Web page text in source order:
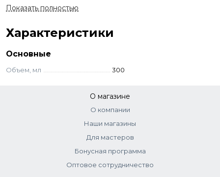
Повышает упругость и тонус кожи
домашнего использования.
Применение
Шаг 1: обезжирить кожу с помощью
Шаг 2: удалить ороговевшие клетки кожи с
скраба Kapous
Шаг 3: нанести тонким слоем
Шаг 4: нанести густой слой крем-парафина
на кожу, надеть на руки (ноги) одноразовые
полиэтиленовые перчатки, а сверху теплые
Показать полностью
Характеристики
Основные
Объем, мл 300
О магазине
О компании
Наши магазины
Для мастеров
Бонусная программа
Оптовое сотрудничество